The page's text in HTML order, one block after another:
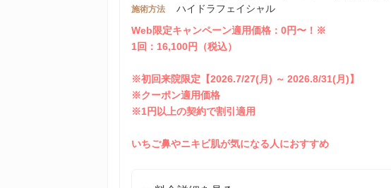
施術方法
ハイドラフェイシャル
Web限定キャンペーン適用価格：0円〜！※
1回：16,100円（税込）
※初回来院限定【2026.7/27(月) ～ 2026.8/31(月)】
※クーポン適用価格
※1円以上の契約で割引適用
いちご鼻やニキビ肌が気になる人におすすめ